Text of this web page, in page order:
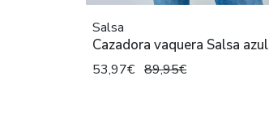
Salsa
Cazadora vaquera Salsa azul
53,97€ 89,95€